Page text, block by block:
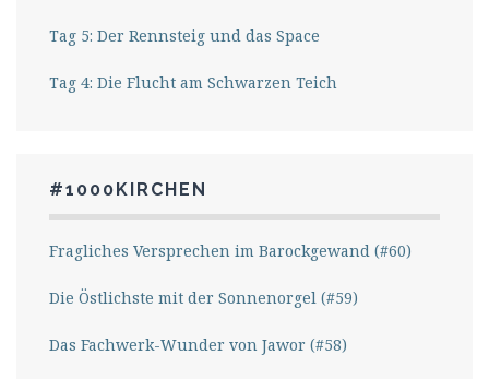
Tag 5: Der Rennsteig und das Space
Tag 4: Die Flucht am Schwarzen Teich
#1000KIRCHEN
Fragliches Versprechen im Barockgewand (#60)
Die Östlichste mit der Sonnenorgel (#59)
Das Fachwerk-Wunder von Jawor (#58)